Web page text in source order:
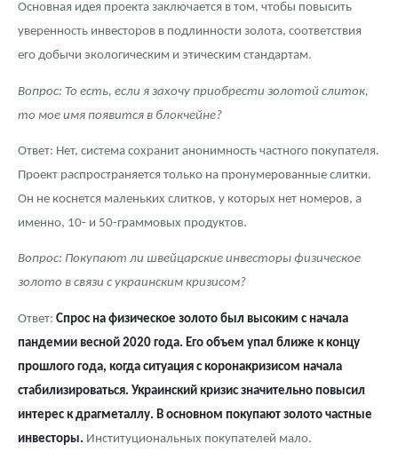
Основная идея проекта заключается в том, чтобы повысить
уверенность инвесторов в подлинности золота, соответствия
его добычи экологическим и этическим стандартам.
Вопрос: То есть, если я захочу приобрести золотой слиток,
то мое имя появится в блокчейне?
Ответ: Нет, система сохранит анонимность частного покупателя.
Проект распространяется только на пронумерованные слитки.
Он не коснется маленьких слитков, у которых нет номеров, а
именно, 10- и 50-граммовых продуктов.
Вопрос: Покупают ли швейцарские инвесторы физическое
золото в связи с украинским кризисом?
Ответ: Спрос на физическое золото был высоким с начала
пандемии весной 2020 года. Его объем упал ближе к концу
прошлого года, когда ситуация с коронакризисом начала
стабилизироваться. Украинский кризис значительно повысил
интерес к драгметаллу. В основном покупают золото частные
инвесторы. Институциональных покупателей мало.